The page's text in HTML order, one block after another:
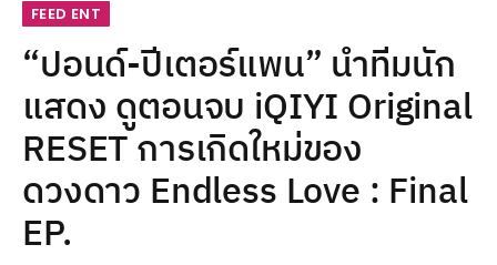
FEED ENT
“ปอนด์-ปีเตอร์แพน” นำทีมนัก
แสดง ดูตอนจบ iQIYI Original
RESET การเกิดใหม่ของ
ดวงดาว Endless Love : Final
EP.